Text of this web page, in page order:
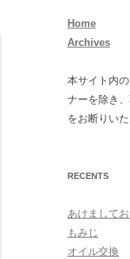
Home
Archives
本サイト内
ナーを除き
をお断りいた
RECENTS
あけまして
もみじ
オイル交換